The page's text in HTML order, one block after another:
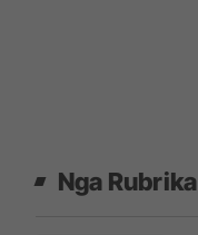
Nga Rubrika